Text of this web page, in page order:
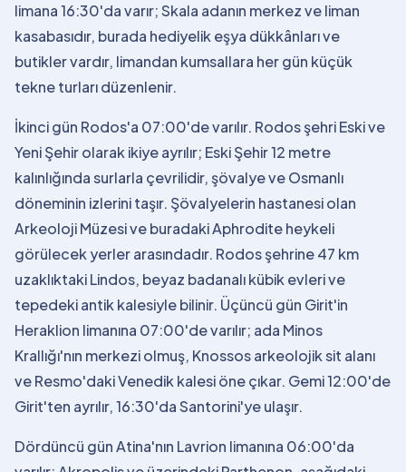
limana 16:30'da varır; Skala adanın merkez ve liman
kasabasıdır, burada hediyelik eşya dükkânları ve
butikler vardır, limandan kumsallara her gün küçük
tekne turları düzenlenir.
İkinci gün Rodos'a 07:00'de varılır. Rodos şehri Eski ve
Yeni Şehir olarak ikiye ayrılır; Eski Şehir 12 metre
kalınlığında surlarla çevrilidir, şövalye ve Osmanlı
döneminin izlerini taşır. Şövalyelerin hastanesi olan
Arkeoloji Müzesi ve buradaki Aphrodite heykeli
görülecek yerler arasındadır. Rodos şehrine 47 km
uzaklıktaki Lindos, beyaz badanalı kübik evleri ve
tepedeki antik kalesiyle bilinir. Üçüncü gün Girit'in
Heraklion limanına 07:00'de varılır; ada Minos
Krallığı'nın merkezi olmuş, Knossos arkeolojik sit alanı
ve Resmo'daki Venedik kalesi öne çıkar. Gemi 12:00'de
Girit'ten ayrılır, 16:30'da Santorini'ye ulaşır.
Dördüncü gün Atina'nın Lavrion limanına 06:00'da